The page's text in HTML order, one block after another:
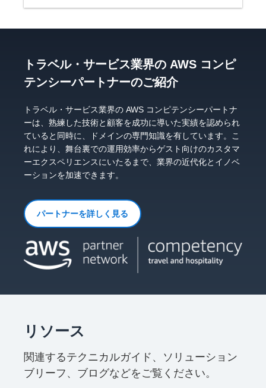
トラベル・サービス業界の AWS コンピ
テンシーパートナーのご紹介
トラベル・サービス業界の AWS コンピテンシーパートナ
ーは、熟練した技術と顧客を成功に導いた実績を認められ
ていると同時に、ドメインの専門知識を有しています。こ
れにより、舞台裏での運用効率からゲスト向けのカスタマ
ーエクスペリエンスにいたるまで、業界の近代化とイノベ
ーションを加速できます。
パートナーを詳しく見る
リソース
関連するテクニカルガイド、ソリューション
ブリーフ、ブログなどをご覧ください。